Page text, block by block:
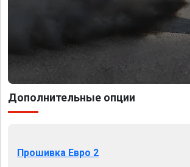
Дополнительные опции
Прошивка Евро 2